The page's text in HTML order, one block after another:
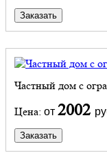
Заказать
Частный дом с
Цена: от 2002
Заказать